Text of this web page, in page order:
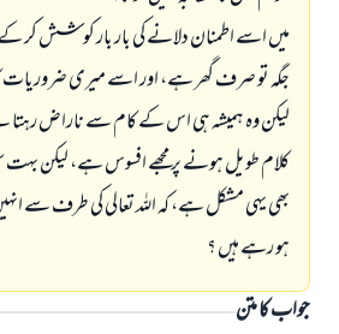
ميں اسے اطمنان دلانے كى بار بار كوشش كر
جگہ تو صرف گھر ہے، اور اسے ميرى ضروريات
ليكن وہ ہميشہ ہى اس كے كام سے ناراض
كلام طويل ہونے پر مجھے افسوس ہے، ليكن
بھى يہى مشكل ہے، كہ اللہ تعالى كى طرف سے
ہو رہے ہيں ؟
جواب کا متن